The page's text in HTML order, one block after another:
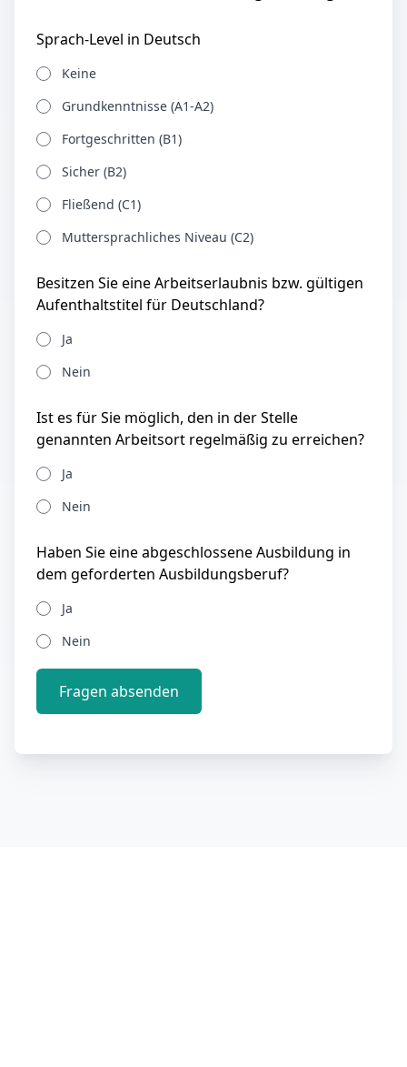
Sprach-Level in Deutsch
Keine
Grundkenntnisse (A1-A2)
Fortgeschritten (B1)
Sicher (B2)
Fließend (C1)
Muttersprachliches Niveau (C2)
Besitzen Sie eine Arbeitserlaubnis bzw. gültigen
Aufenthaltstitel für Deutschland?
Ja
Nein
Ist es für Sie möglich, den in der Stelle
genannten Arbeitsort regelmäßig zu erreichen?
Ja
Nein
Haben Sie eine abgeschlossene Ausbildung in
dem geforderten Ausbildungsberuf?
Ja
Nein
Fragen absenden